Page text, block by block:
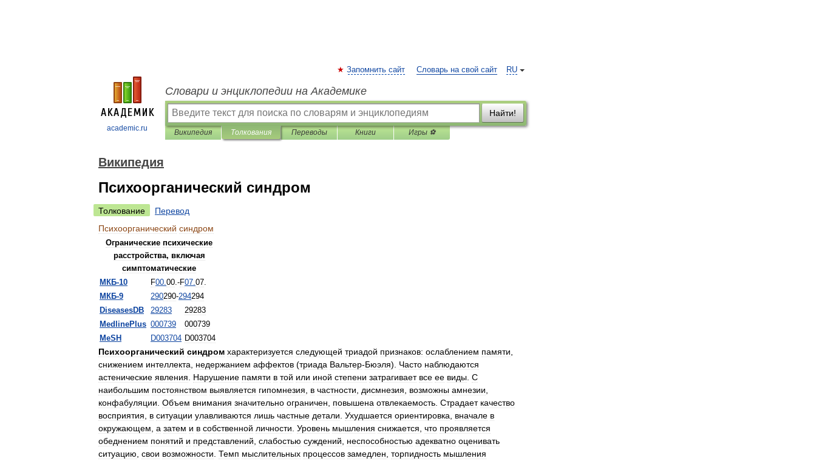
academic.ru
RU
Запомнить сайт Словарь на свой сайт
Словари и энциклопедии на Академике
Найти!
Википедия Толкования Переводы Книги Игры ⚽
Википедия
Психоорганический синдром
Толкование
Перевод
Психоорганический синдром
Огранические психические
расстройства, включая
симптоматические
МКБ-10 F00.00.-F07.07.
МКБ-9 290290-294294
DiseasesDB
29283
29283
MedlinePlus 000739
000739
MeSH
D003704 D003704
Психоорганический синдром характеризуется следующей триадой признаков: ослаблением памяти
снижением интеллекта недержанием аффектов (триада Вальтер-Бюэля). Часто наблюдаются
астенические явления Нарушение памяти в той или иной степени затрагивает все ее виды С
наибольшим постоянством выявляется гипомнезия в частности дисмнезия возможны амнезии
конфабуляции Объем внимания значительно ограничен повышена отвлекаемость Страдает качество
восприятия
в ситуации улавливаются лишь частные детали Ухудшается ориентировка вначале в
окружающем а затем и в собственной личности Уровень мышления снижается что проявляется
обеднением понятий и представлений слабостью суждений неспособностью адекватно оценивать
ситуацию свои возможности Темп мыслительных процессов замедлен торпидность мышления